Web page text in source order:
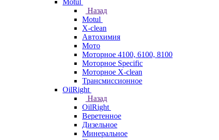
Motul
Назад
Motul
X-clean
Автохимия
Мото
Моторное 4100, 6100, 8100
Моторное Specific
Моторное X-clean
Трансмиссионное
OilRight
Назад
OilRight
Веретенное
Дизельное
Минеральное